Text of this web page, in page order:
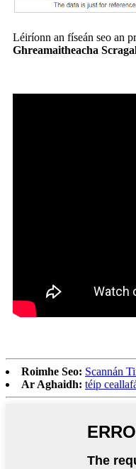
Léiríonn an físeán seo an
Ghreamaitheacha
Roimhe Seo: Scannán
Ar Aghaidh: téip